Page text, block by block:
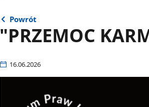
Powrót
"PRZEMOC
16.06.2026